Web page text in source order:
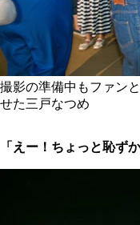
撮影の準備中もファン
せた三戸なつめ
「えー！ちょっと恥ず